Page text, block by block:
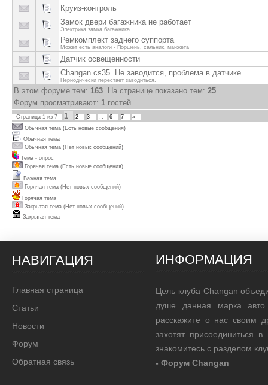
Круиз-контроль
Замок двери багажника не работает
Электрика замка багажника
Ремкомплект заднего суппорта
Может есть аналоги - Поршень, сальник, манжета
Датчик освещенности
Changan cs35. Не заводится, проблема в датчике.
Периодически перестает заводиться.
В этом форуме тем: 163. На странице показано тем: 25.
Форум просматривают: 1 гостей
Страница 1 из 7 1 2 3 … 6 7
»
Обычная тема (Есть новые сообщения)
Обычная тема
Обычная тема (Нет новых сообщений)
Тема - опрос
Горячая тема (Есть новые сообщения)
Важная тема
Горячая тема (Нет новых сообщений)
Горячая тема
Закрытая тема (Нет новых сообщений)
Закрытая тема
НАВИГАЦИЯ
Главная страница
Статьи
Новости
Форум
Обратная связь
ИНФОРМАЦИЯ
Цель клуба Changan
душе данная марка
расскажите о нас своим
захотят присоединиться
знакомитесь с разделом
- Форум Changan